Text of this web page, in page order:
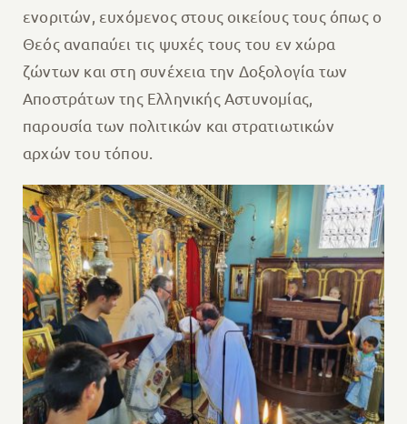
ενοριτών, ευχόμενος στους οικείους τους όπως ο
Θεός αναπαύει τις ψυχές τους του εν χώρα
ζώντων και στη συνέχεια την Δοξολογία των
Αποστράτων της Ελληνικής Αστυνομίας,
παρουσία των πολιτικών και στρατιωτικών
αρχών του τόπου.